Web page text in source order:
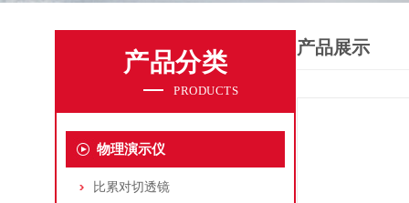
产品分类
PRODUCTS
物理演示仪
比累对切透镜
产品展示